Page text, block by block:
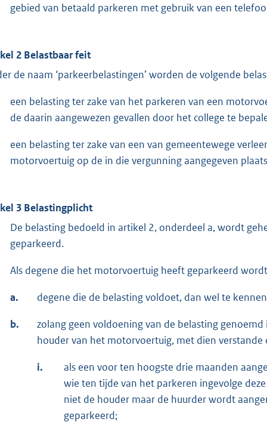
gebied van betaald parkeren met gebruik van een
2 Belastbaar feit
de naam ‘parkeerbelastingen’ worden de volgende
een belasting ter zake van het parkeren van een
de daarin aangewezen gevallen door het college te
een belasting ter zake van een van gemeentewege
motorvoertuig op de in die vergunning aangegeven
3 Belastingplicht
De belasting bedoeld in artikel 2, onderdeel a, wordt
geparkeerd.
Als degene die het motorvoertuig heeft geparkeerd
a. degene die de belasting voldoet, dan wel te
b.
zolang geen voldoening van de belasting
houder van het motorvoertuig, met dien verstande
i.
als een voor ten hoogste drie maanden
wie ten tijde van het parkeren ingevolge
niet de houder maar de huurder wordt
geparkeerd;